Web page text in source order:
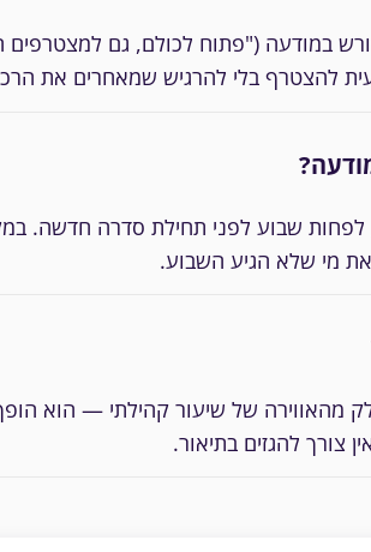
במודעה ("פתוח לכולם, גם
להצטרף בלי להרגיש שמאחרים את
לפחות שבוע לפני תחילת סדרה חדשה.
מי שלא הגיע השבוע.
מהאווירה של שיעור קהילתי — הוא
צורך להגזים בתיאור.